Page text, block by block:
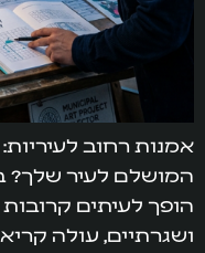
אמנות רחוב
המושלם לעיר שלך?
הופך לעיתים
ושגרתיים, עולה